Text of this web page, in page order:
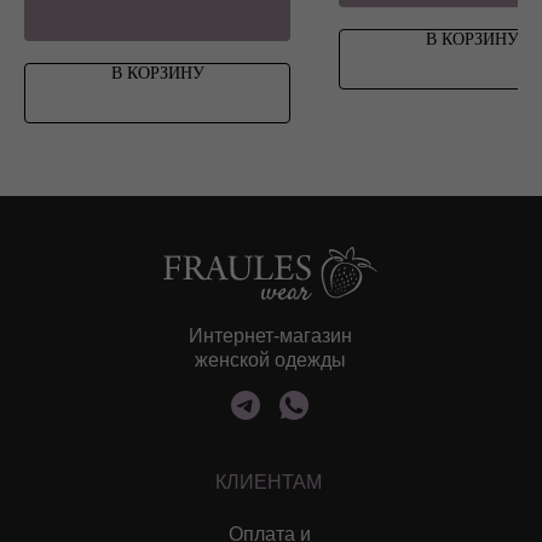
В КОРЗИНУ
В КОРЗИНУ
Интернет-магазин
женской одежды
Sale
КЛИЕНТАМ
Оплата и